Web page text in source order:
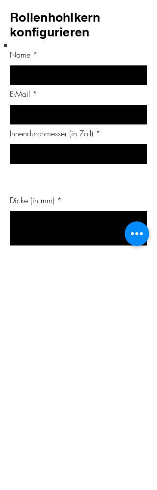
Rollenhohlkern
konfigurieren
Name
E-Mail
Innendurchmesser (in Zoll)
Dicke (in mm)